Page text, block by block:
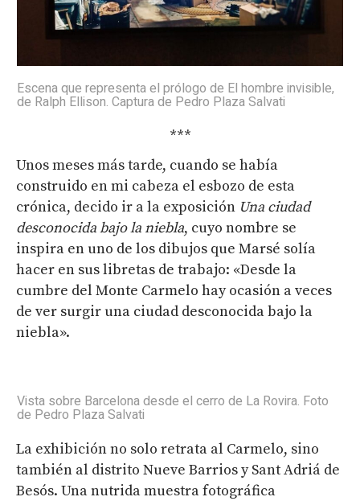
Escena que representa el prólogo de El hombre invisible,
de Ralph Ellison. Captura de Pedro Plaza Salvati
***
Unos meses más tarde, cuando se había
construido en mi cabeza el esbozo de esta
crónica, decido ir a la exposición Una ciudad
desconocida bajo la niebla, cuyo nombre se
inspira en uno de los dibujos que Marsé solía
hacer en sus libretas de trabajo: «Desde la
cumbre del Monte Carmelo hay ocasión a veces
de ver surgir una ciudad desconocida bajo la
niebla».
Vista sobre Barcelona desde el cerro de La Rovira. Foto
de Pedro Plaza Salvati
La exhibición no solo retrata al Carmelo, sino
también al distrito Nueve Barrios y Sant Adriá de
Besós. Una nutrida muestra fotográfica